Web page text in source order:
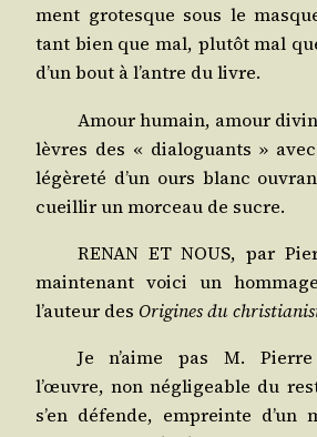
ment gro­tesque sous le
tant bien que mal, plu­tôt mal
d’un bout à l’antre du livre.
Amour humain, amour
lèvres des « dia­lo­guants »
légè­re­té d’un ours blanc
cueillir un mor­ceau de sucre.
RENAN ET NOUS, par
main­te­nant voi­ci un
l’auteur des Ori­gines du
Je n’aime pas M.
l’œuvre, non négli­geable du
s’en défende, empreinte d’un